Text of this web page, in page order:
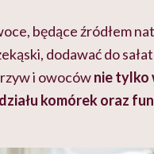
będące źródłem
dodawać do
i owocównie tylko
komórek oraz